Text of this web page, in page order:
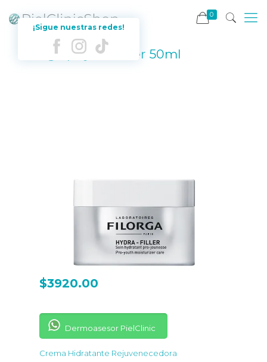
0
Filorga | Hydra Filler 50ml
$3920.00
Dermoasesor PielClinic
Crema Hidratante Rejuvenecedora
¡Sigue nuestras redes!